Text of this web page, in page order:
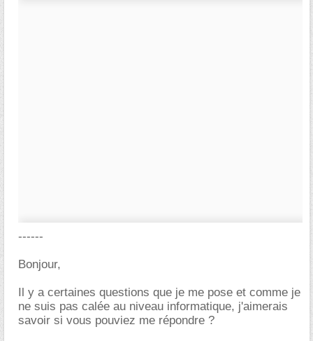
------
Bonjour,
Il y a certaines questions que je me pose et comme je
ne suis pas calée au niveau informatique, j'aimerais
savoir si vous pouviez me répondre ?